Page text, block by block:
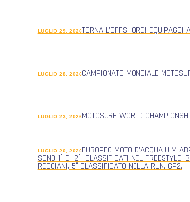
LUGLIO 29, 2026TORNA L’OFFSHORE!
LUGLIO 28, 2026CAMPIONATO MONDIALE
LUGLIO 23, 2026MOTOSURF WORLD
LUGLIO 20, 2026EUROPEO MOTO D’ACQUA UIM-
SONO 1° E 2° CLASSIFICATI NEL FREESTYLE.
REGGIANI, 5° CLASSIFICATO NELLA RUN. GP2.